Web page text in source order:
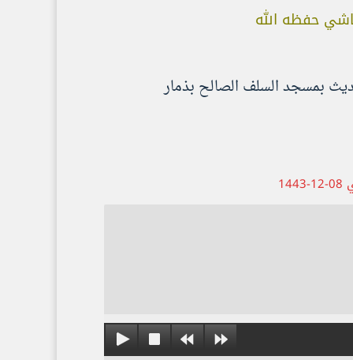
حفظه الله
بمسجد السلف الصالح بذمار